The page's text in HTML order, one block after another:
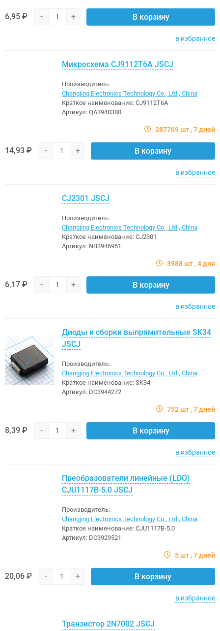
6,95 ₽ - + В корзину
в избранное
Микросхема CJ9112T6A JSCJ
Производитель:
Changjing Electronics Technology Co., Ltd., China
Краткое наименование: CJ9112T6A
Артикул: QA3948380
287769 шт 7 дней
14,93 ₽ - + В корзину
в избранное
CJ2301 JSCJ
Производитель:
Changjing Electronics Technology Co., Ltd., China
Краткое наименование: CJ2301
Артикул: NB3946951
3988 шт 4 дня
6,17 ₽ - + В корзину
в избранное
Диоды и сборки выпрямительные SK34
JSCJ
Производитель:
Changjing Electronics Technology Co., Ltd., China
Краткое наименование: SK34
Артикул: DC3944272
752 шт 7 дней
8,39 ₽ - + В корзину
в избранное
Преобразователи линейные (LDO)
CJU1117B-5.0 JSCJ
Производитель:
Changjing Electronics Technology Co., Ltd., China
Краткое наименование: CJU1117B-5.0
Артикул: DC3929521
5 шт 7 дней
20,06 ₽ - + В корзину
в избранное
Транзистор 2N7002 JSCJ